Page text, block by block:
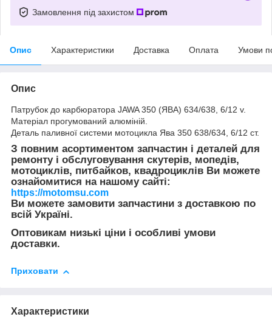
Замовлення під захистом
Опис Характеристики Доставка Оплата Умови
Опис
Патрубок до карбюратора JAWA 350 (ЯВА) 634/638, 6/12 v.
Матеріал прогумований алюміній.
Деталь паливної системи мотоцикла Ява 350 638/634, 6/12 ст.
З повним асортиментом запчастин і деталей для
ремонту і обслуговування скутерів, мопедів,
мотоциклів, питбайков, квадроциклів Ви можете
ознайомитися на нашому сайті:
https://motomsu.com
Ви можете замовити запчастини з доставкою по
всій Україні.
Оптовикам низькі ціни і особливі умови
доставки.
Приховати
Характеристики